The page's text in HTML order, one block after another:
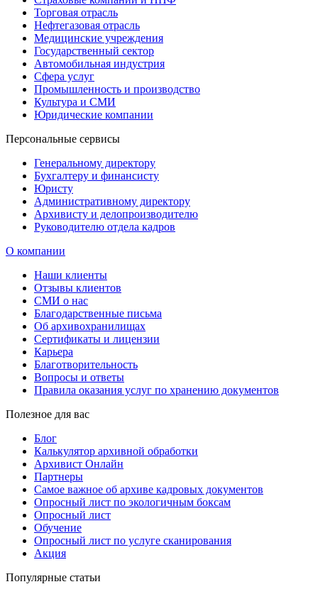
Торговая отрасль
Нефтегазовая отрасль
Медицинские учреждения
Государственный сектор
Автомобильная индустрия
Сфера услуг
Промышленность и производство
Культура и СМИ
Юридические компании
Персональные сервисы
Генеральному директору
Бухгалтеру и финансисту
Юристу
Административному директору
Архивисту и делопроизводителю
Руководителю отдела кадров
О компании
Наши клиенты
Отзывы клиентов
СМИ о нас
Благодарственные письма
Об архивохранилищах
Сертификаты и лицензии
Карьера
Благотворительность
Вопросы и ответы
Правила оказания услуг по хранению документов
Полезное для вас
Блог
Калькулятор архивной обработки
Архивист Онлайн
Партнеры
Самое важное об архиве кадровых документов
Опросный лист по экологичным боксам
Опросный лист
Обучение
Опросный лист по услуге сканирования
Акция
Популярные статьи